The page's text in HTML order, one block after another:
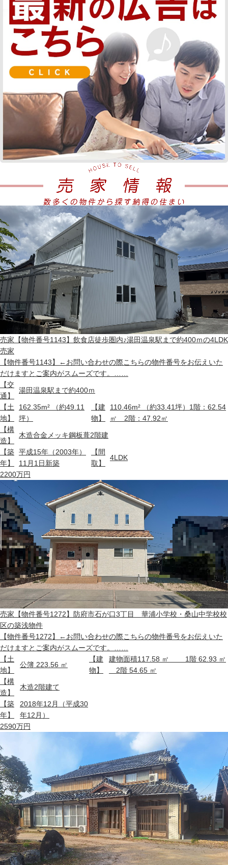
売家 【物件番号1143】飲食店徒歩圏内♪湯田温泉駅まで約400ｍの4LDK
売家
【物件番号1143】←お問い合わせの際こちらの物件番号をお伝えいた
だけますとご案内がスムーズです。……
【交
通】
湯田温泉駅まで約400ｍ
【土
地】
162.35m² （約49.11
坪）
【建
物】
110.46m² （約33.41坪）1階：62.54
㎡ 2階：47.92㎡
【構
造】
木造合金メッキ鋼板葺2階建
【築
年】
平成15年（2003年）
11月1日新築
【間
取】
4LDK
2200万円
売家 【物件番号1272】防府市石が口3丁目 華浦小学校・桑山中学校校
区の築浅物件
【物件番号1272】←お問い合わせの際こちらの物件番号をお伝えいた
だけますとご案内がスムーズです。……
【土
地】
公簿 223.56 ㎡
【建
物】
建物面積117.58 ㎡ 1階 62.93 ㎡
2階 54.65 ㎡
【構
造】
木造2階建て
【築
年】
2018年12月（平成30
年12月）
2590万円